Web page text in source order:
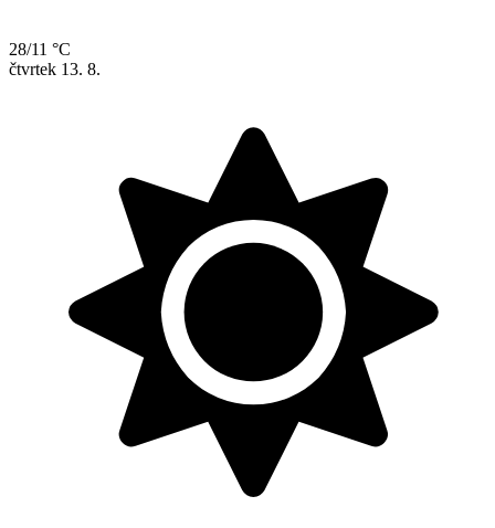
28/11 °C
čtvrtek 13. 8.